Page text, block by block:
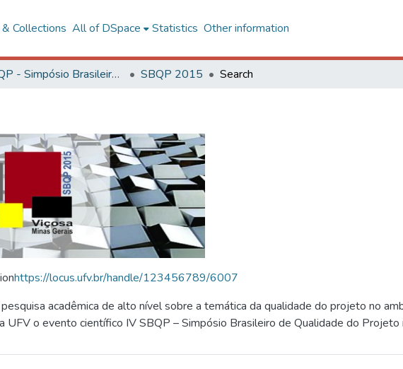
Collections All of DSpace Statistics Other information
SBQP - Simpósio Brasileiro de Qualidade do Projeto no Ambiente Construído SBQP 2015 Search
https://locus.ufv.br/handle/123456789/6007
acadêmica de alto nível sobre a temática da qualidade do projeto no
UFV o evento científico IV SBQP – Simpósio Brasileiro de Qualidade do